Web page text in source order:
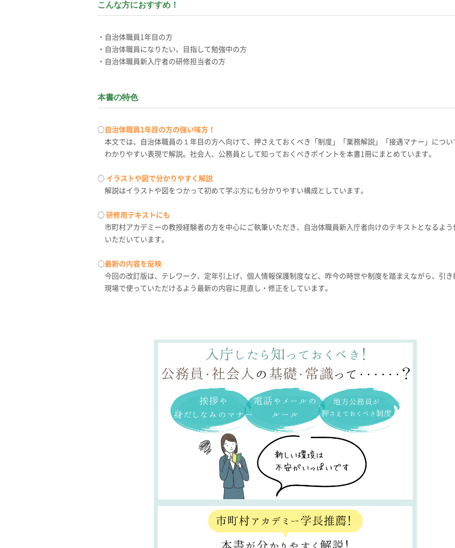
こんな方におすすめ！
・自治体職員1年目の方
・自治体職員になりたい、目指して勉強中の方
・自治体職員新入庁者の研修担当者の方
本書の特色
○自治体職員1年目の方の強い味方！
本文では、自治体職員の１年目の方へ向けて、押さえておくべき「制度」「業務解説」「接遇マナー」につい
わかりやすい表現で解説。社会人、公務員として知っておくべきポイントを本書1冊にまとめています。
○ イラストや図で分かりやすく解説
解説はイラストや図をつかって初めて学ぶ方にも分かりやすい構成としています。
○研修用テキストにも
市町村アカデミーの教授経験者の方を中心にご執筆いただき、自治体職員新入庁者向けのテキストとなるよう
いただいています。
○最新の内容を反映
今回の改訂版は、テレワーク、定年引上げ、個人情報保護制度など、昨今の時世や制度を踏まえながら、引き
現場で使っていただけるよう最新の内容に見直し・修正をしています。